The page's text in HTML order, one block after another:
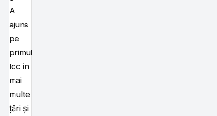
A
ajuns
pe
primul
loc în
mai
multe
țări și